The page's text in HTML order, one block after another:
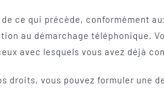
ce qui précède, conformément
au démarchage téléphonique.
avec lesquels vous avez déjà
droits, vous pouvez formuler une